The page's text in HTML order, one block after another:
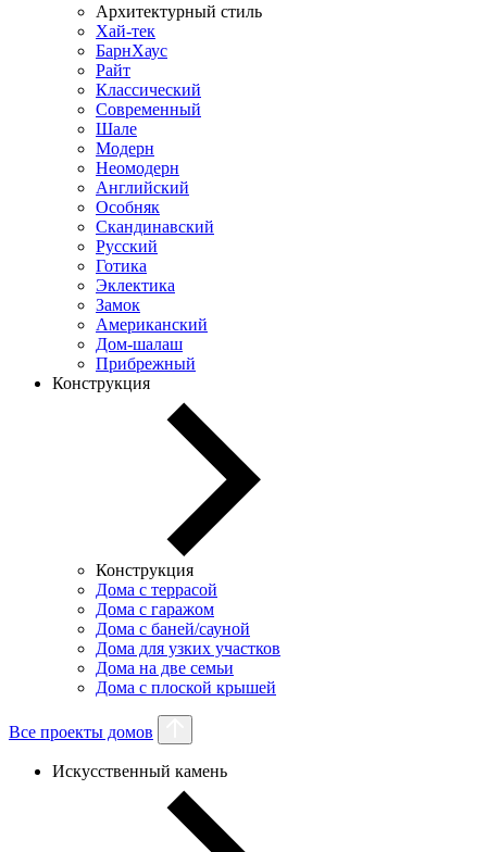
Архитектурный стиль
Хай-тек
БарнХаус
Райт
Классический
Современный
Шале
Модерн
Неомодерн
Английский
Особняк
Скандинавский
Русский
Готика
Эклектика
Замок
Американский
Дом-шалаш
Прибрежный
Конструкция
Конструкция
Дома с террасой
Дома с гаражом
Дома с баней/сауной
Дома для узких участков
Дома на две семьи
Дома с плоской крышей
Все проекты домов
Искусственный камень